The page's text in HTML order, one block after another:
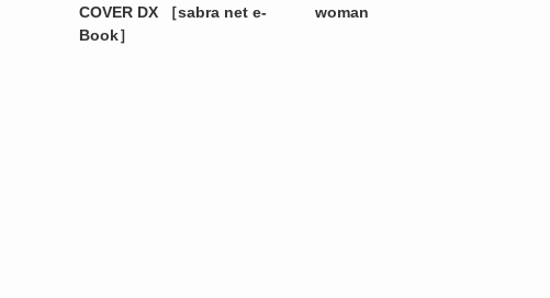
COVER DX ［sabra net e-
Book］
woman